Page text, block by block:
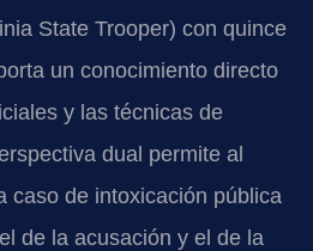
State Trooper) con quince
un conocimiento directo
y las técnicas de
dual permite al
caso de intoxicación pública
de la acusación y el de la